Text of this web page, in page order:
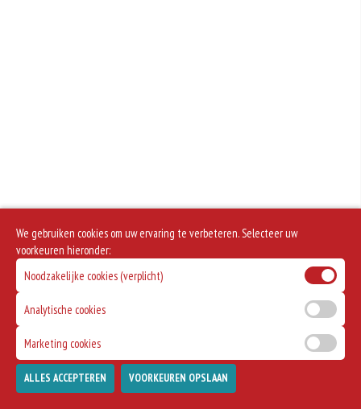
We gebruiken cookies om uw ervaring te verbeteren. Selecteer uw
voorkeuren hieronder:
Noodzakelijke cookies (verplicht)
Analytische cookies
Marketing cookies
ALLES ACCEPTEREN VOORKEUREN OPSLAAN